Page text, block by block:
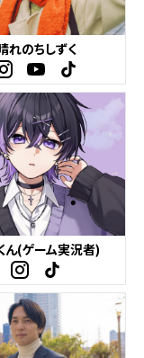
れのちしずく
ん(ゲーム実況者)